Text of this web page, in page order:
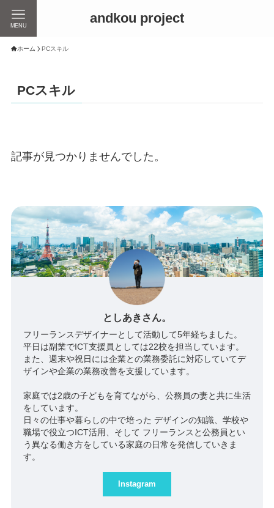
andkou project
MENU
ホーム PCスキル
PCスキル
記事が見つかりませんでした。
としあきさん。
フリーランスデザイナーとして活動して5年経ちました。
平日は副業でICT支援員としては22校を担当しています。
また、週末や祝日には企業との業務委託に対応していてデ
ザインや企業の業務改善を支援しています。
家庭では2歳の子どもを育てながら、公務員の妻と共に生活
をしています。
日々の仕事や暮らしの中で培った デザインの知識、学校や
職場で役立つICT活用、そして フリーランスと公務員とい
う異なる働き方をしている家庭の日常を発信していきま
す。
Instagram